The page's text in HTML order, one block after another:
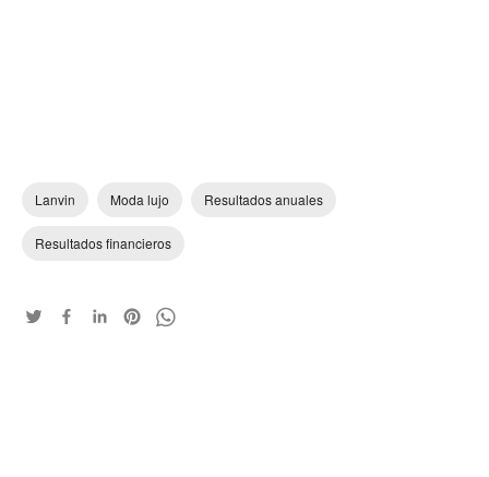
Lanvin Moda lujo Resultados anuales
Resultados financieros